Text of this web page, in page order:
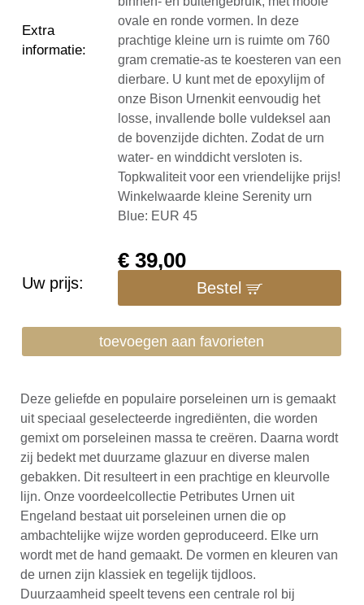
Extra
informatie:
ovale en ronde vormen. In deze
prachtige kleine urn is ruimte om 760
gram crematie-as te koesteren van een
dierbare. U kunt met de epoxylijm of
onze Bison Urnenkit eenvoudig het
losse, invallende bolle vuldeksel aan
de bovenzijde dichten. Zodat de urn
water- en winddicht versloten is.
Topkwaliteit voor een vriendelijke prijs!
Winkelwaarde kleine Serenity urn
Blue: EUR 45
Uw prijs:
€39,00
Bestel
toevoegen aan favorieten
Deze geliefde en populaire porseleinen urn is gemaakt
uit speciaal geselecteerde ingrediënten, die worden
gemixt om porseleinen massa te creëren. Daarna wordt
zij bedekt met duurzame glazuur en diverse malen
gebakken. Dit resulteert in een prachtige en kleurvolle
lijn. Onze voordeelcollectie Petributes Urnen uit
Engeland bestaat uit porseleinen urnen die op
ambachtelijke wijze worden geproduceerd. Elke urn
wordt met de hand gemaakt. De vormen en kleuren van
de urnen zijn klassiek en tegelijk tijdloos.
Duurzaamheid speelt tevens een centrale rol bij